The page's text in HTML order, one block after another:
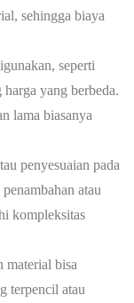
sehingga biaya
seperti
yang berbeda.
lama biasanya
penyesuaian pada
atau
kompleksitas
material bisa
terpencil atau